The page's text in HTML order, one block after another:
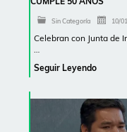
Sin Categoría 10/
Celebran con Junta de
Seguir Leyendo